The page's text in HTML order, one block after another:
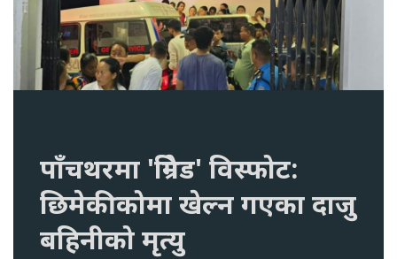
पाँचथरमा 'ग्रिनेड' विस्फोट:
छिमेकीकोमा खेल्न गएका दाजु
बहिनीको मृत्यु